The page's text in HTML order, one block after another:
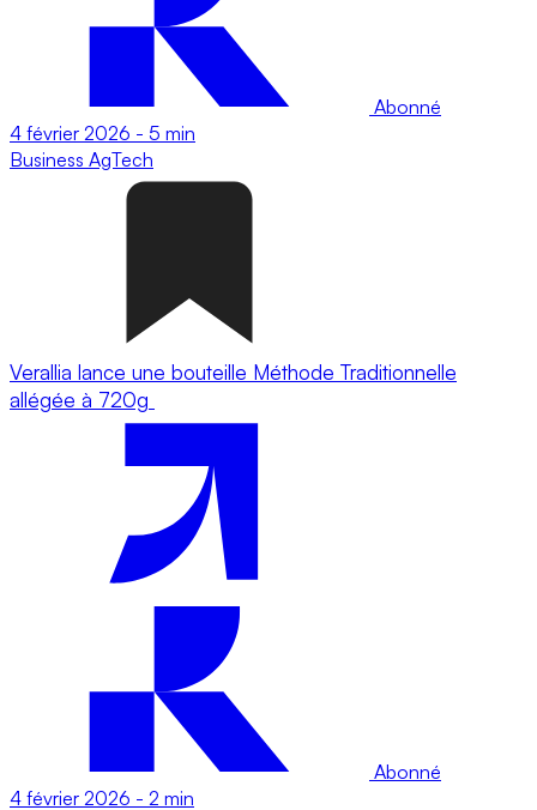
Abonné
4 février 2026 - 5 min
Business AgTech
Verallia lance une bouteille Méthode Traditionnelle
allégée à 720g
Abonné
4 février 2026 - 2 min